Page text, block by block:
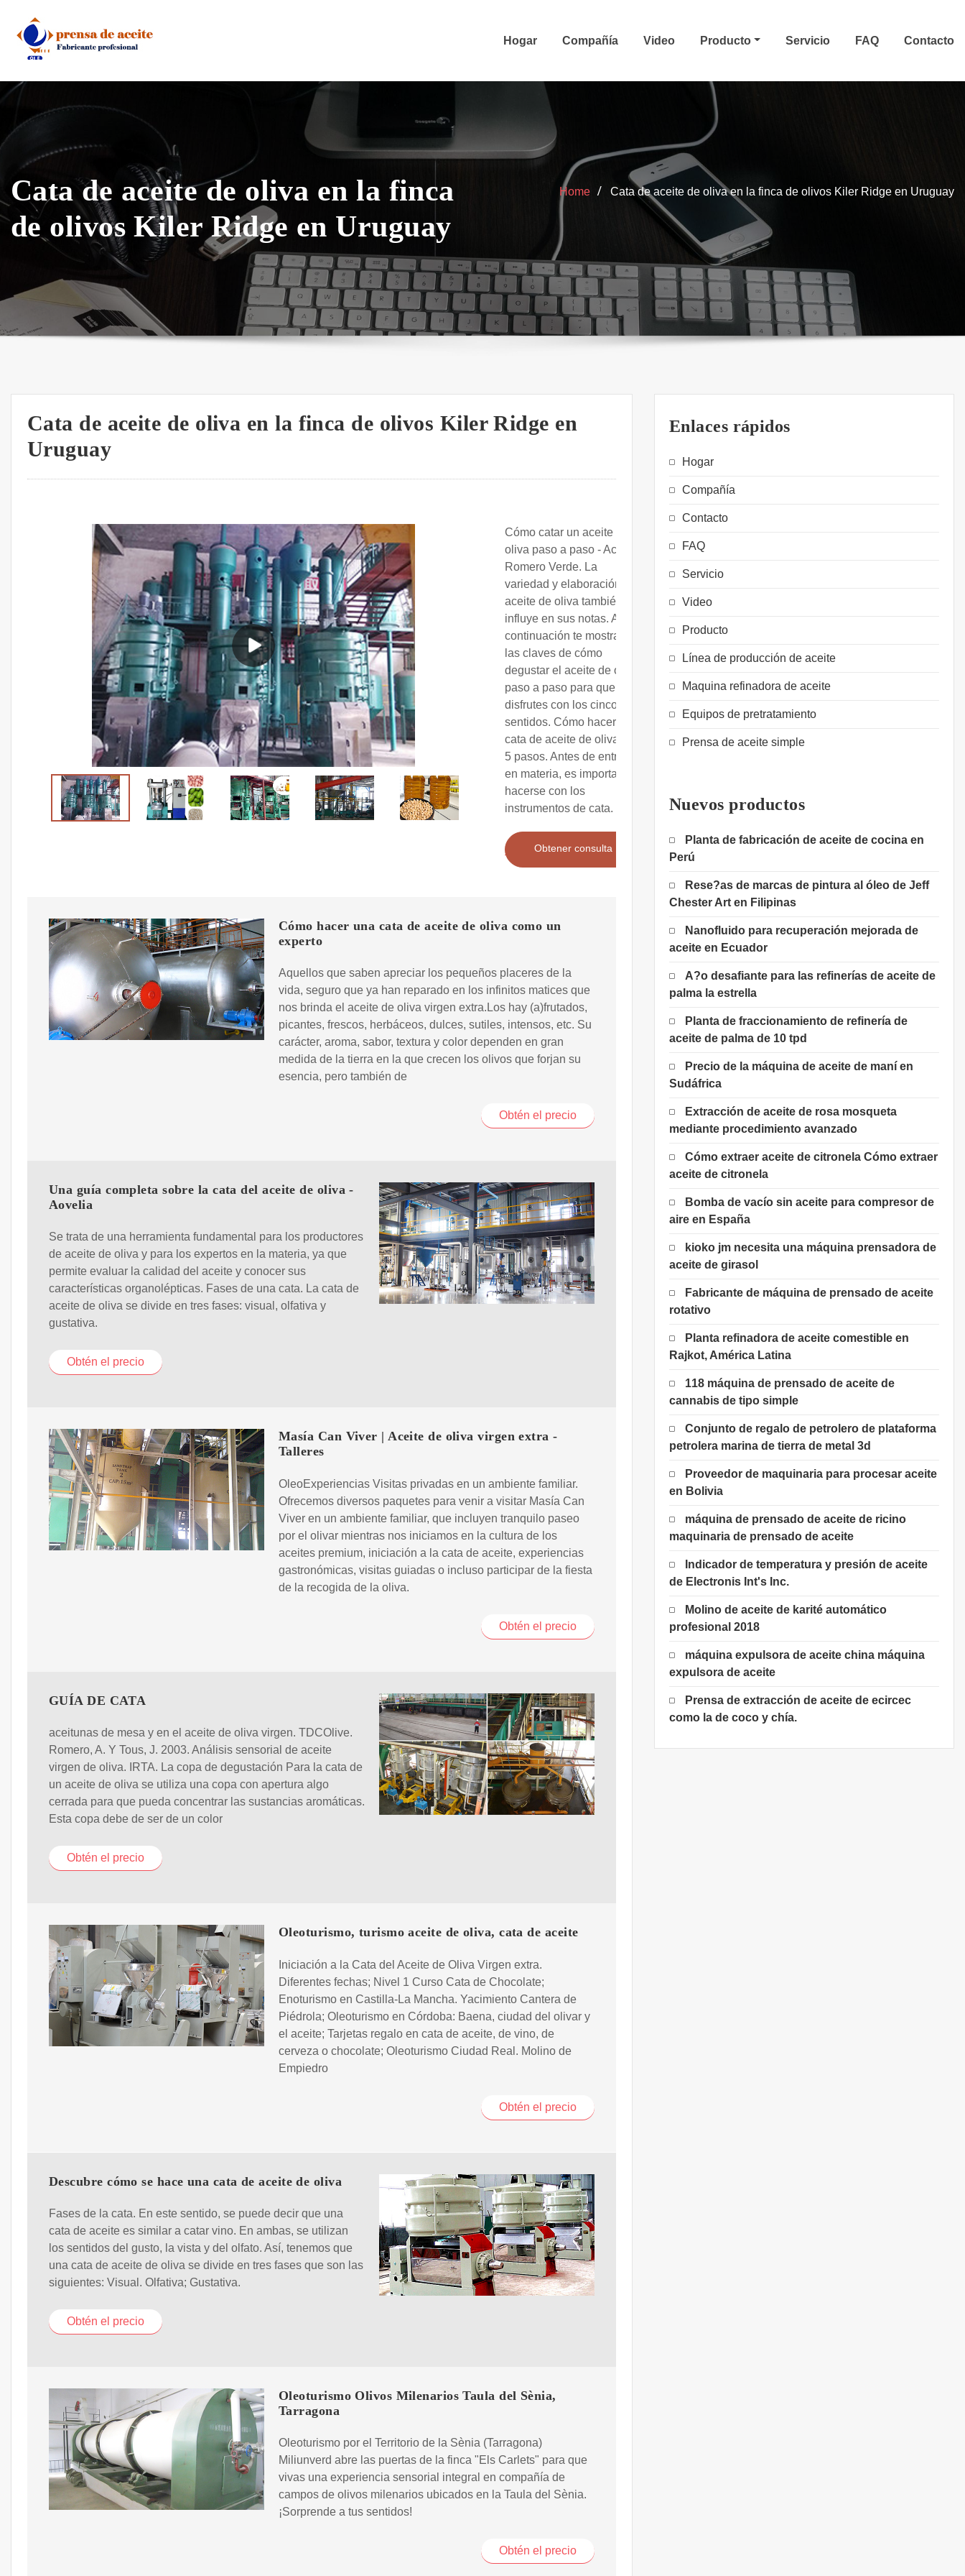
content
Hogar Compañía Video Producto Servicio FAQ Contacto
Cata de aceite de oliva en la finca
de olivos Kiler Ridge en Uruguay
Home Cata de aceite de oliva en la finca de olivos Kiler Ridge en Uruguay
Cata de aceite de oliva en la finca de olivos Kiler Ridge en
Uruguay
Cómo catar un aceite de
oliva paso a paso - Aceite
Romero Verde. La
variedad y elaboración del
aceite de oliva también
influye en sus notas. A
continuación te mostramos
las claves de cómo
degustar el aceite de oliva
paso a paso para que lo
disfrutes con los cinco
sentidos. Cómo hacer una
cata de aceite de oliva en
5 pasos. Antes de entrar
en materia, es importante
hacerse con los
instrumentos de cata.
Obtener consulta
Cómo hacer una cata de aceite de oliva como un
experto
Aquellos que saben apreciar los pequeños placeres de la
vida, seguro que ya han reparado en los infinitos matices que
nos brinda el aceite de oliva virgen extra.Los hay (a)frutados,
picantes, frescos, herbáceos, dulces, sutiles, intensos, etc. Su
carácter, aroma, sabor, textura y color dependen en gran
medida de la tierra en la que crecen los olivos que forjan su
esencia, pero también de
Obtén el precio
Una guía completa sobre la cata del aceite de oliva -
Aovelia
Se trata de una herramienta fundamental para los productores
de aceite de oliva y para los expertos en la materia, ya que
permite evaluar la calidad del aceite y conocer sus
características organolépticas. Fases de una cata. La cata de
aceite de oliva se divide en tres fases: visual, olfativa y
gustativa.
Obtén el precio
Masía Can Viver | Aceite de oliva virgen extra -
Talleres
OleoExperiencias Visitas privadas en un ambiente familiar.
Ofrecemos diversos paquetes para venir a visitar Masía Can
Viver en un ambiente familiar, que incluyen tranquilo paseo
por el olivar mientras nos iniciamos en la cultura de los
aceites premium, iniciación a la cata de aceite, experiencias
gastronómicas, visitas guiadas o incluso participar de la fiesta
de la recogida de la oliva.
Obtén el precio
GUÍA DE CATA
aceitunas de mesa y en el aceite de oliva virgen. TDCOlive.
Romero, A. Y Tous, J. 2003. Análisis sensorial de aceite
virgen de oliva. IRTA. La copa de degustación Para la cata de
un aceite de oliva se utiliza una copa con apertura algo
cerrada para que pueda concentrar las sustancias aromáticas.
Esta copa debe de ser de un color
Obtén el precio
Oleoturismo, turismo aceite de oliva, cata de aceite
Iniciación a la Cata del Aceite de Oliva Virgen extra.
Diferentes fechas; Nivel 1 Curso Cata de Chocolate;
Enoturismo en Castilla-La Mancha. Yacimiento Cantera de
Piédrola; Oleoturismo en Córdoba: Baena, ciudad del olivar y
el aceite; Tarjetas regalo en cata de aceite, de vino, de
cerveza o chocolate; Oleoturismo Ciudad Real. Molino de
Empiedro
Obtén el precio
Descubre cómo se hace una cata de aceite de oliva
Fases de la cata. En este sentido, se puede decir que una
cata de aceite es similar a catar vino. En ambas, se utilizan
los sentidos del gusto, la vista y del olfato. Así, tenemos que
una cata de aceite de oliva se divide en tres fases que son las
siguientes: Visual. Olfativa; Gustativa.
Obtén el precio
Oleoturismo Olivos Milenarios Taula del Sènia,
Tarragona
Oleoturismo por el Territorio de la Sènia (Tarragona)
Miliunverd abre las puertas de la finca "Els Carlets" para que
vivas una experiencia sensorial integral en compañía de
campos de olivos milenarios ubicados en la Taula del Sènia.
¡Sorprende a tus sentidos!
Obtén el precio
Enlaces rápidos
Hogar
Compañía
Contacto
FAQ
Servicio
Video
Producto
Línea de producción de aceite
Maquina refinadora de aceite
Equipos de pretratamiento
Prensa de aceite simple
Nuevos productos
Planta de fabricación de aceite de cocina en
Perú
Rese?as de marcas de pintura al óleo de Jeff
Chester Art en Filipinas
Nanofluido para recuperación mejorada de
aceite en Ecuador
A?o desafiante para las refinerías de aceite de
palma la estrella
Planta de fraccionamiento de refinería de
aceite de palma de 10 tpd
Precio de la máquina de aceite de maní en
Sudáfrica
Extracción de aceite de rosa mosqueta
mediante procedimiento avanzado
Cómo extraer aceite de citronela Cómo extraer
aceite de citronela
Bomba de vacío sin aceite para compresor de
aire en España
kioko jm necesita una máquina prensadora de
aceite de girasol
Fabricante de máquina de prensado de aceite
rotativo
Planta refinadora de aceite comestible en
Rajkot, América Latina
118 máquina de prensado de aceite de
cannabis de tipo simple
Conjunto de regalo de petrolero de plataforma
petrolera marina de tierra de metal 3d
Proveedor de maquinaria para procesar aceite
en Bolivia
máquina de prensado de aceite de ricino
maquinaria de prensado de aceite
Indicador de temperatura y presión de aceite
de Electronis Int's Inc.
Molino de aceite de karité automático
profesional 2018
máquina expulsora de aceite china máquina
expulsora de aceite
Prensa de extracción de aceite de ecircec
como la de coco y chía.